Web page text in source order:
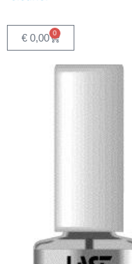
€ 0,00 0
Winkelwagen